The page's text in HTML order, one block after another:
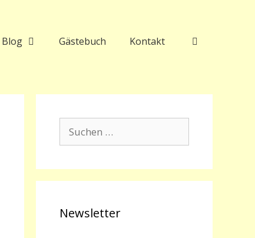
Blog Gästebuch Kontakt
nach:
Newsletter